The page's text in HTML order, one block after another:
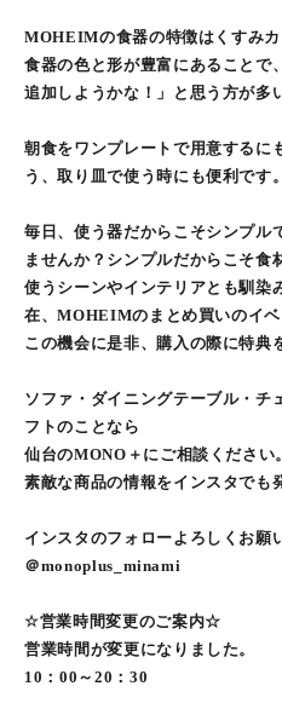
MOHEIMの食器の特徴はくすみカ
食器の色と形が豊富にあることで
追加しようかな！」と思う方が多
朝食をワンプレートで用意するに
う、取り皿で使う時にも便利です。
毎日、使う器だからこそシンプル
ませんか？シンプルだからこそ食
使うシーンやインテリアとも馴染
在、MOHEIMのまとめ買いのイベ
この機会に是非、購入の際に特典
ソファ・ダイニングテーブル・チ
フトのことなら
仙台のMONO＋にご相談ください。
素敵な商品の情報をインスタでも
インスタのフォローよろしくお
＠monoplus_minami
☆営業時間変更のご案内☆
営業時間が変更になりました。
10：00～20：30